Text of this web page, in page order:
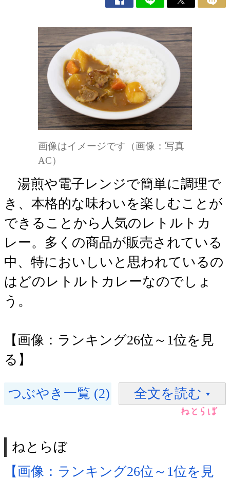
画像はイメージです（画像：写真
AC）
湯煎や電子レンジで簡単に調理で
き、本格的な味わいを楽しむことが
できることから人気のレトルトカ
レー。多くの商品が販売されている
中、特においしいと思われているの
はどのレトルトカレーなのでしょ
う。
【画像：ランキング26位～1位を見
る】
つぶやき一覧 (2) 全文を読む
ねとらぼ
【画像：ランキング26位～1位を見